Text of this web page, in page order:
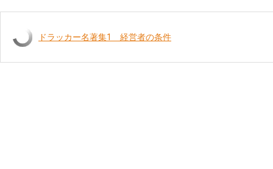
ドラッカー名著集1 経営者の条件